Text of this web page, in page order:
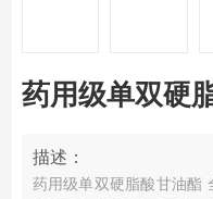
药用级单双硬
描述：
药用级单双硬脂酸甘油酯